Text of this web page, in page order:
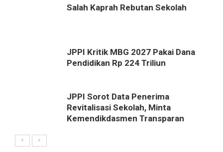
Salah Kaprah Rebutan Sekolah
JPPI Kritik MBG 2027 Pakai Dana
Pendidikan Rp 224 Triliun
JPPI Sorot Data Penerima
Revitalisasi Sekolah, Minta
Kemendikdasmen Transparan